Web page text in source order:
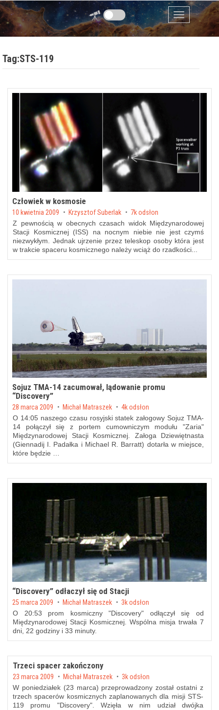
Przejdź do zawartości
Menu
Tag:STS-119
Człowiek w kosmosie
Posted on
10 kwietnia 2009 byKrzysztof Suberlak 7k odsłon
Z pewnością w obecnych czasach widok Międzynarodowej
Stacji Kosmicznej (ISS) na nocnym niebie nie jest czymś
niezwykłym. Jednak ujrzenie przez teleskop osoby która jest
w trakcie spaceru kosmicznego należy wciąż do rzadkości...
Sojuz TMA-14 zacumował, lądowanie promu
“Discovery”
Posted on
28 marca 2009 by Michał Matraszek 4k odsłon
O 14:05 naszego czasu rosyjski statek załogowy Sojuz TMA-
14 połączył się z portem cumowniczym modułu "Zaria"
Międzynarodowej Stacji Kosmicznej. Załoga Dziewiętnasta
(Giennadij I. Padałka i Michael R. Barratt) dotarła w miejsce,
które będzie …
“Discovery” odłaczył się od Stacji
Posted on
25 marca 2009 by Michał Matraszek 3k odsłon
O 20:53 prom kosmiczny "Discovery" odłączył się od
Międzynarodowej Stacji Kosmicznej. Wspólna misja trwała 7
dni, 22 godziny i 33 minuty.
Trzeci spacer zakończony
Posted on
23 marca 2009 by Michał Matraszek 3k odsłon
W poniedziałek (23 marca) przeprowadzony został ostatni z
trzech spacerów kosmicznych zaplanowanych dla misji STS-
119 promu "Discovery". Wzięła w nim udział dwójka